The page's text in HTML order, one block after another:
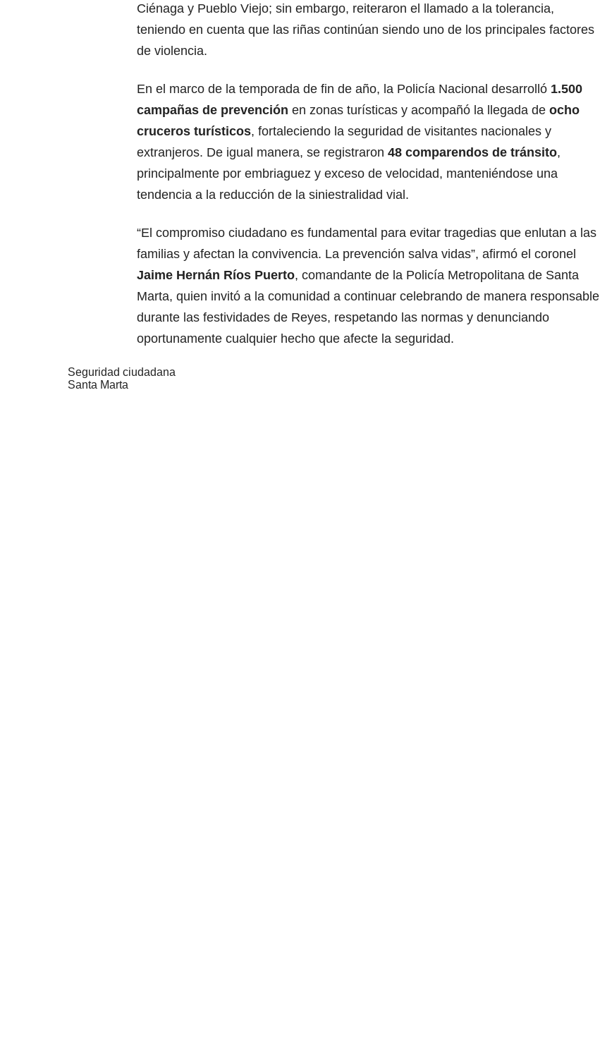
Ciénaga y Pueblo Viejo; sin embargo, reiteraron el llamado a la tolerancia,
teniendo en cuenta que las riñas continúan siendo uno de los principales factores
de violencia.
En el marco de la temporada de fin de año, la Policía Nacional desarrolló 1.500
campañas de prevención en zonas turísticas y acompañó la llegada de ocho
cruceros turísticos, fortaleciendo la seguridad de visitantes nacionales y
extranjeros. De igual manera, se registraron 48 comparendos de tránsito,
principalmente por embriaguez y exceso de velocidad, manteniéndose una
tendencia a la reducción de la siniestralidad vial.
“El compromiso ciudadano es fundamental para evitar tragedias que enlutan a las
familias y afectan la convivencia. La prevención salva vidas”, afirmó el coronel
Jaime Hernán Ríos Puerto, comandante de la Policía Metropolitana de Santa
Marta, quien invitó a la comunidad a continuar celebrando de manera responsable
durante las festividades de Reyes, respetando las normas y denunciando
oportunamente cualquier hecho que afecte la seguridad.
Seguridad ciudadana
Santa Marta